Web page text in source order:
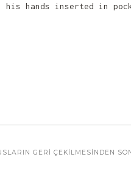
his hands inserted in
GERI ÇEKILMESINDEN